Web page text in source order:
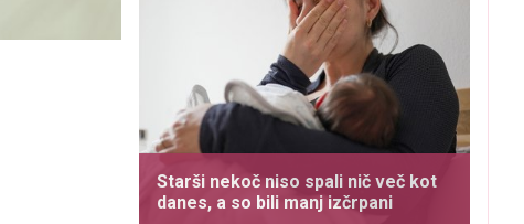
Starši nekoč niso spali nič več kot
danes, a so bili manj izčrpani